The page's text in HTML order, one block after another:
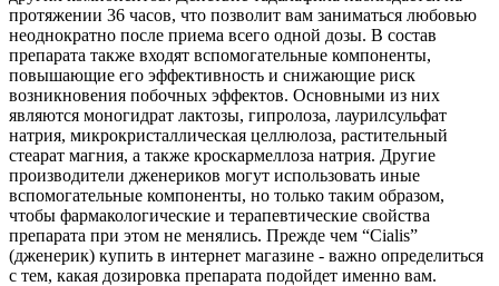
протяжении 36 часов, что позволит вам заниматься любовью
неоднократно после приема всего одной дозы. В состав
препарата также входят вспомогательные компоненты,
повышающие его эффективность и снижающие риск
возникновения побочных эффектов. Основными из них
являются моногидрат лактозы, гипролоза, лаурилсульфат
натрия, микрокристаллическая целлюлоза, растительный
стеарат магния, а также кроскармеллоза натрия. Другие
производители дженериков могут использовать иные
вспомогательные компоненты, но только таким образом,
чтобы фармакологические и терапевтические свойства
препарата при этом не менялись. Прежде чем “Cialis”
(дженерик) купить в интернет магазине - важно определиться
с тем, какая дозировка препарата подойдет именно вам.